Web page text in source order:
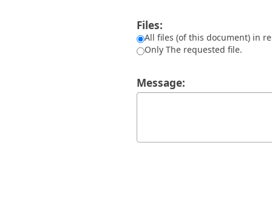
Files:
All files (of this document) in
Only The requested file.
Message: